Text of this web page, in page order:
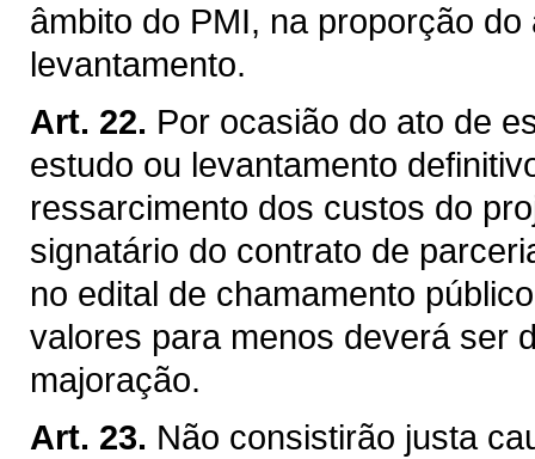
âmbito do PMI, na proporção
levantamento.
Art. 22. Por ocasião do ato de
estudo ou levantamento
ressarcimento dos custos do
signatário do contrato de
no edital de chamamento
valores para menos deverá ser
majoração.
Art. 23. Não consistirão justa